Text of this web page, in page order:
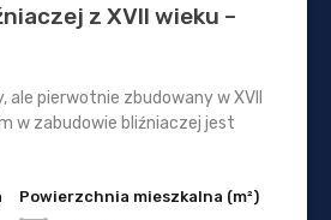
z XVII wieku –
ale pierwotnie zbudowany w XVII
w zabudowie bliźniaczej jest
Powierzchnia mieszkalna (m²)